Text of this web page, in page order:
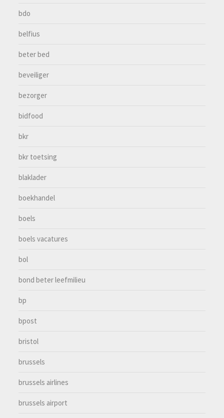
bdo
belfius
beter bed
beveiliger
bezorger
bidfood
bkr
bkr toetsing
blaklader
boekhandel
boels
boels vacatures
bol
bond beter leefmilieu
bp
bpost
bristol
brussels
brussels airlines
brussels airport